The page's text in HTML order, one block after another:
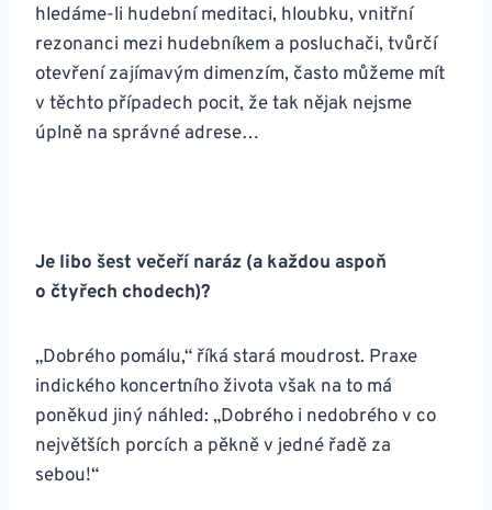
hledáme-li hudební meditaci, hloubku, vnitřní
rezonanci mezi hudebníkem a posluchači, tvůrčí
otevření zajímavým dimenzím, často můžeme mít
v těchto případech pocit, že tak nějak nejsme
úplně na správné adrese…
Je libo šest večeří naráz (a každou aspoň
o čtyřech chodech)?
„Dobrého pomálu,“ říká stará moudrost. Praxe
indického koncertního života však na to má
poněkud jiný náhled: „Dobrého i nedobrého v co
největších porcích a pěkně v jedné řadě za
sebou!“